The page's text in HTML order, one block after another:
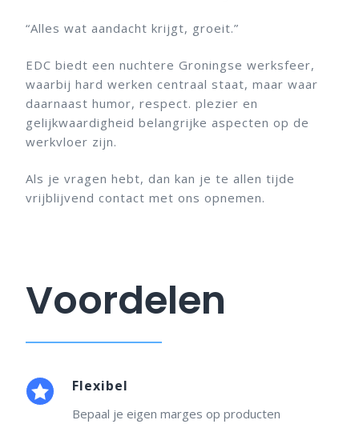
“Alles wat aandacht krijgt, groeit.”
EDC biedt een nuchtere Groningse werksfeer,
waarbij hard werken centraal staat, maar waar
daarnaast humor, respect. plezier en
gelijkwaardigheid belangrijke aspecten op de
werkvloer zijn.
Als je vragen hebt, dan kan je te allen tijde
vrijblijvend contact met ons opnemen.
Voordelen
Flexibel
Bepaal je eigen marges op producten